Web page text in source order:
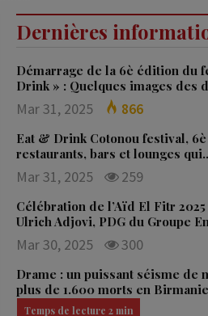
Dernières
Démarrage de la 6è édition du
Drink » : Quelques images des
Mar 31, 2025 866
Eat & Drink Cotonou festival,
restaurants, bars et lounges
Mar 31, 2025 259
Célébration de l’Aïd El Fitr
Ulrich Adjovi, PDG du Groupe
Mar 30, 2025 300
Drame : un puissant séisme de
plus de 1.600 morts en Birmanie